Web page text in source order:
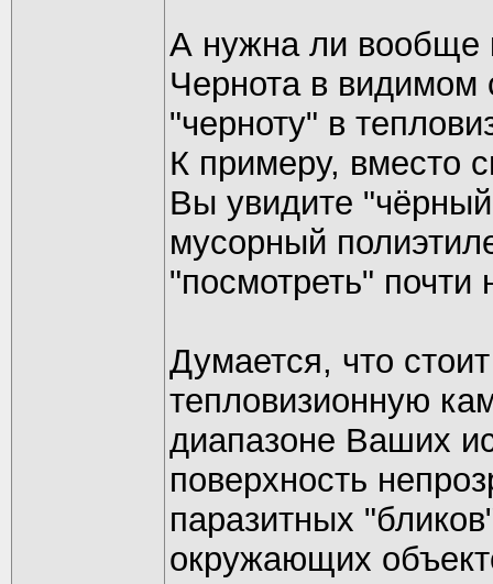
А нужна ли вообще
Чернота в видимом
"черноту" в
К примеру, вместо
Вы увидите
мусорный
"посмотреть" почти
Думается, что
тепловизионную
диапазоне Ваших
поверхность
паразитных
окружающих